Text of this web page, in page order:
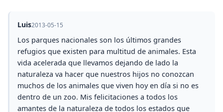
Luis2013-05-15
Los parques nacionales son los últimos grandes
refugios que existen para multitud de animales. Esta
vida acelerada que llevamos dejando de lado la
naturaleza va hacer que nuestros hijos no conozcan
muchos de los animales que viven hoy en día si no es
dentro de un zoo. Mis felicitaciones a todos los
amantes de la naturaleza de todos los estados que